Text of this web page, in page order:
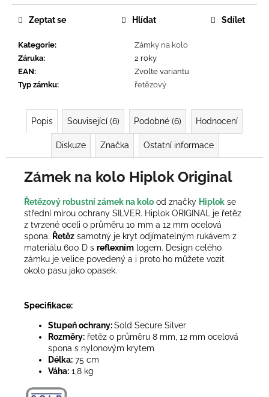
Kategorie:
Zámky na kolo
Záruka:
2 roky
EAN:
Zvolte variantu
Typ zámku: řetězový
Zeptat se Hlídat Sdílet
Popis Související (6) Podobné (6) Hodnocení
Diskuze Značka Ostatní informace
Zámek na kolo Hiplok Original
Řetězový robustní zámek na kolo od značky Hiplok se
střední mírou ochrany SILVER. Hiplok ORIGINAL je řetěz
z tvrzené oceli o průměru 10 mm a 12 mm ocelová
spona. Řetěz samotný je kryt odjímatelným rukávem z
materiálu 600 D s reflexním logem. Design celého
zámku je velice povedený a i proto ho můžete vozit
okolo pasu jako opasek.
Specifikace:
Stupeň ochrany:Sold Secure Silver
Rozměry: řetěz o průměru 8 mm, 12 mm ocelová
spona s nylonovým krytem
Délka: 75 cm
Váha: 1,8 kg